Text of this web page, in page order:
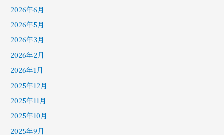
2026年6月
2026年5月
2026年3月
2026年2月
2026年1月
2025年12月
2025年11月
2025年10月
2025年9月